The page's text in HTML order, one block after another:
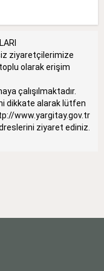
ziyaretçilerimize
olarak erişim
çalışılmaktadır.
dikkate alarak lütfen
www.yargitay.gov.tr
ziyaret ediniz.